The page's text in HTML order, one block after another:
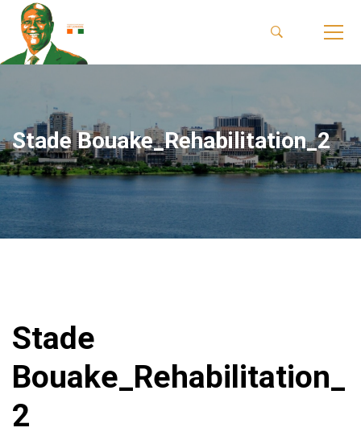
Stade Bouake_Rehabilitation_2
Stade
Bouake_Rehabilitation_
2